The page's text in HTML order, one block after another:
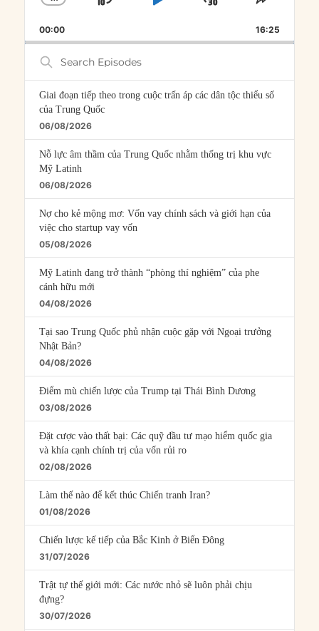
CHANGE
RATE
SKIP
PLAYJUMP
FORWARD
SHARE
00:00 16:25
Search
Episodes
Giai đoạn tiếp theo trong cuộc trấn áp các dân tộc thiểu số
của Trung Quốc
06/08/2026
Nỗ lực âm thầm của Trung Quốc nhằm thống trị khu vực
Mỹ Latinh
06/08/2026
Nợ cho kẻ mộng mơ: Vốn vay chính sách và giới hạn của
việc cho startup vay vốn
05/08/2026
Mỹ Latinh đang trở thành “phòng thí nghiệm” của phe
cánh hữu mới
04/08/2026
Tại sao Trung Quốc phủ nhận cuộc gặp với Ngoại trưởng
Nhật Bản?
04/08/2026
Điểm mù chiến lược của Trump tại Thái Bình Dương
03/08/2026
Đặt cược vào thất bại: Các quỹ đầu tư mạo hiểm quốc gia
và khía cạnh chính trị của vốn rủi ro
02/08/2026
Làm thế nào để kết thúc Chiến tranh Iran?
01/08/2026
Chiến lược kế tiếp của Bắc Kinh ở Biển Đông
31/07/2026
Trật tự thế giới mới: Các nước nhỏ sẽ luôn phải chịu
đựng?
30/07/2026